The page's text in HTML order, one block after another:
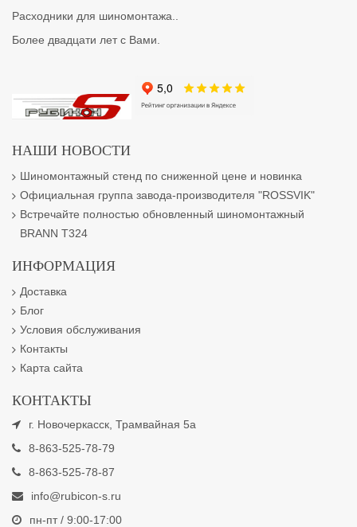
Расходники для шиномонтажа..
Более двадцати лет с Вами.
НАШИ НОВОСТИ
Шиномонтажный стенд по сниженной цене и новинка
Официальная группа завода-производителя "ROSSVIK"
Встречайте полностью обновленный шиномонтажный
BRANN T324
ИНФОРМАЦИЯ
Доставка
Блог
Условия обслуживания
Контакты
Карта сайта
КОНТАКТЫ
г. Новочеркасск, Трамвайная 5а
8-863-525-78-79
8-863-525-78-87
info@rubicon-s.ru
пн-пт / 9:00-17:00